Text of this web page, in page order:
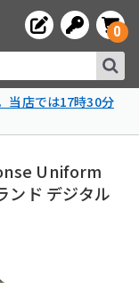
0
当店では17時30分
Uniform
ンド デジタル